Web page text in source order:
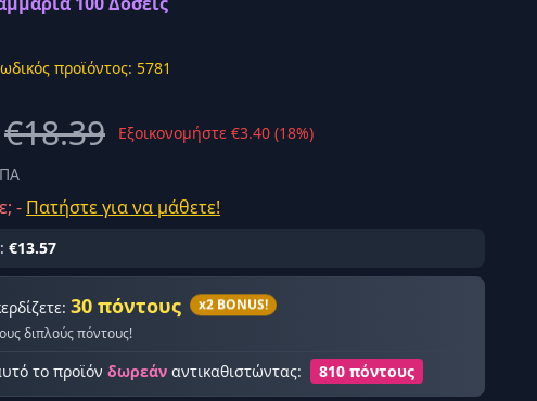
προϊόντος: 5781
€18.39
Εξοικονομήστε €3.40 (18%)
- Πατήστε για να μάθετε!
€13.57
30 πόντους
x2 BONUS!
διπλούς πόντους!
το προϊόν δωρεάν αντικαθιστώντας: 810 πόντους
Ασφαλής σύνδεση